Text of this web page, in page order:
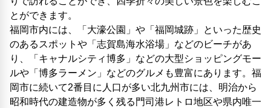
とができます。
福岡市内には、「大濠公園」や「福岡城跡」といった歴史
のあるスポットや「志賀島海水浴場」などのビーチがあ
り、「キャナルシティ博多」などの大型ショッピングモー
ルや「博多ラーメン」などのグルメも豊富にあります。福
岡市に続いて2番目に人口が多い北九州市には、明治から
昭和時代の建造物が多く残る門司港レトロ地区や県内唯一